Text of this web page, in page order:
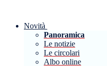
Novità
Panoramica
Le notizie
Le circolari
Albo online